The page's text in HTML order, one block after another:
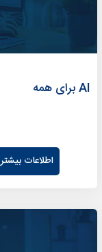
AI برای همه
اطلاعات بیشتر